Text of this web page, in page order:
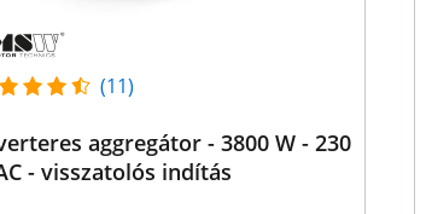
(11)
aggregátor - 3800 W - 230
- visszatolós indítás